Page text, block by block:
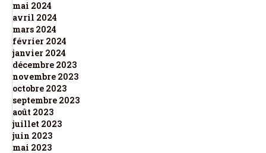
mai 2024
avril 2024
mars 2024
février 2024
janvier 2024
décembre 2023
novembre 2023
octobre 2023
septembre 2023
août 2023
juillet 2023
juin 2023
mai 2023